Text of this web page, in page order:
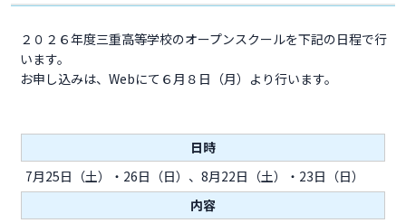
２０２６年度三重高等学校のオープンスクールを下記の日程で行
います。
お申し込みは、Webにて６月８日（月）より行います。
日時
7月25日（土）・26日（日）、8月22日（土）・23日（日）
内容